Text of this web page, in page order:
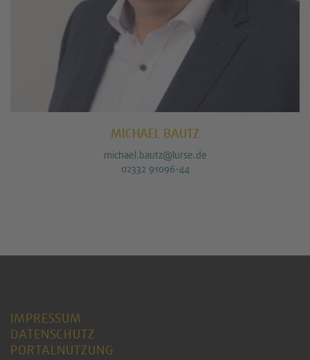
MICHAEL BAUTZ
michael.bautz@lurse.de
02332 91096-44
IMPRESSUM
DATENSCHUTZ
PORTALNUTZUNG